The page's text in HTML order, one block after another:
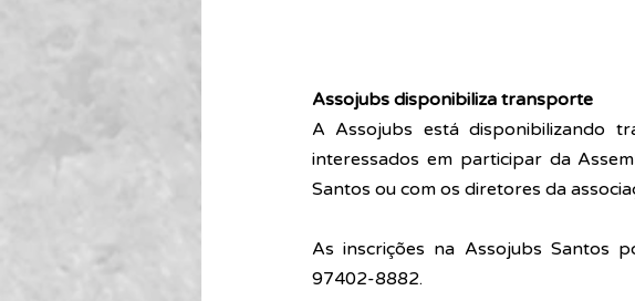
Assojubs disponibiliza transporte
A Assojubs está disponibilizando
interessados em participar da
Santos ou com os diretores da
As inscrições na Assojubs Santos
97402-8882.